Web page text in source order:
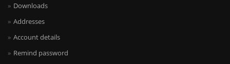
Downloads
Addresses
Account details
Remind password